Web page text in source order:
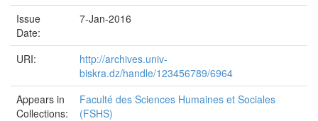
Issue
Date:
7-Jan-2016
URI:
http://archives.univ-
biskra.dz/handle/123456789/6964
Appears in
Collections:
Faculté des Sciences Humaines et Sociales
(FSHS)